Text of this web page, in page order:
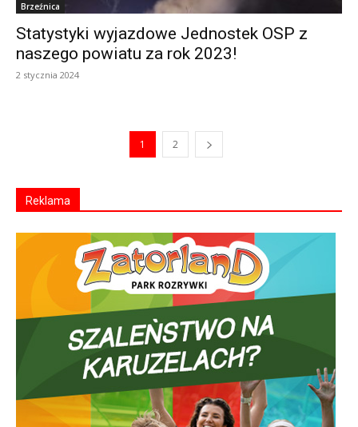
Brzeźnica
Statystyki wyjazdowe Jednostek OSP z
naszego powiatu za rok 2023!
2 stycznia 2024
1 2
Reklama